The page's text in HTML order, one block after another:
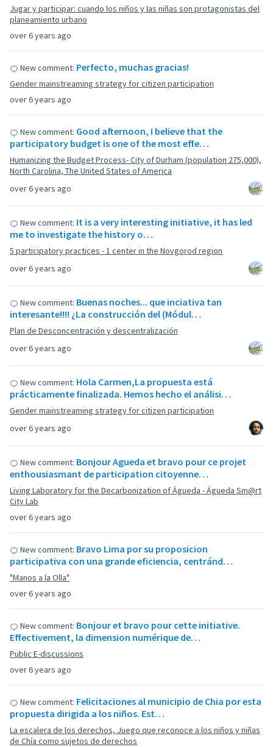
over 6 years ago
Jugar y participar: cuando los niños y las niñas son protagonistas del
planeamiento urbano
over 6 years ago
New comment: Perfecto, muchas gracias!
Gender mainstreaming strategy for citizen participation
over 6 years ago
New comment: Good afternoon, I believe that the
participatory budget is one of the most effe…
Humanizing the Budget Process- City of Durham (population 275,000),
North Carolina, The United States of America
over 6 years ago
New comment: It is a very interesting initiative, it has led
me to investigate the history o…
5 participatory practices - 1 center in the Novgorod region
over 6 years ago
New comment: Buenas noches... que inciativa tan
interesante!!!! ¿La construcción del (Módul…
Plan de Desconcentración y descentralización
over 6 years ago
New comment: Hola Carmen,La propuesta está
prácticamente finalizada. Hemos hecho el análisi…
Gender mainstreaming strategy for citizen participation
over 6 years ago
New comment: Bonjour Agueda et bravo pour ce projet
enthousiasmant de participation citoyenne…
Living Laboratory for the Decarbonization of Águeda - Águeda Sm@rt
City Lab
over 6 years ago
New comment: Bravo Lima por su proposicion
participativa con una grande eficiencia, centránd…
"Manos a la Olla"
over 6 years ago
New comment: Bonjour et bravo pour cette initiative.
Effectivement, la dimension numérique de…
Public E-discussions
New comment: Felicitaciones al municipio de Chia por esta
propuesta dirigida a los niños. Est…
La escalera de los derechos, Juego que reconoce a los niños y niñas
de Chía como sujetos de derechos